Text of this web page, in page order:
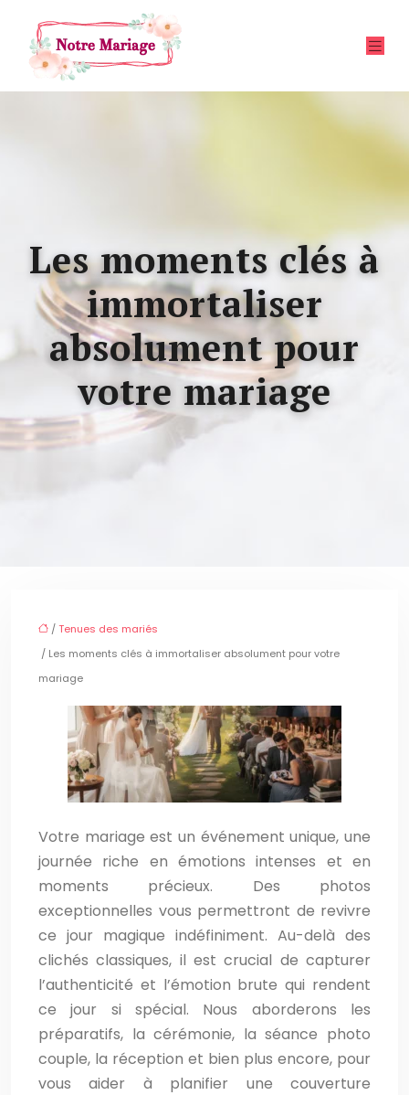
Les moments clés à
immortaliser
absolument pour
votre mariage
/Tenues des mariés
/ Les moments clés à immortaliser absolument pour votre
mariage
Votre mariage est un événement unique, une
journée riche en émotions intenses et en
moments précieux. Des photos
exceptionnelles vous permettront de revivre
ce jour magique indéfiniment. Au-delà des
clichés classiques, il est crucial de capturer
l’authenticité et l’émotion brute qui rendent
ce jour si spécial. Nous aborderons les
préparatifs, la cérémonie, la séance photo
couple, la réception et bien plus encore, pour
vous aider à planifier une couverture